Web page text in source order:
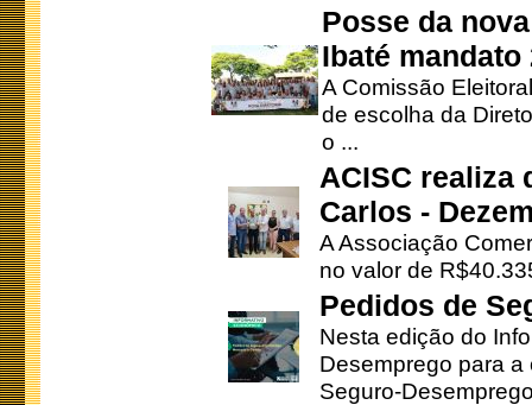
Posse da
Ibaté mandato
A Comissão
de escolha da
o ...
ACISC realiza
Carlos -
A Associação
no valor de
Pedidos de
Nesta edição do
Desemprego para
Seguro-